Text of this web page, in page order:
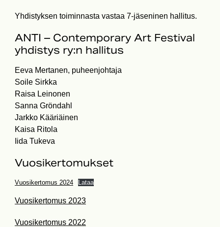
Yhdistyksen toiminnasta vastaa 7-jäseninen hallitus.
ANTI – Contemporary Art Festival
yhdistys ry:n hallitus
Eeva Mertanen, puheenjohtaja
Soile Sirkka
Raisa Leinonen
Sanna Gröndahl
Jarkko Kääriäinen
Kaisa Ritola
Iida Tukeva
Vuosikertomukset
Vuosikertomus 2024 Lataa
Vuosikertomus 2023
Vuosikertomus 2022